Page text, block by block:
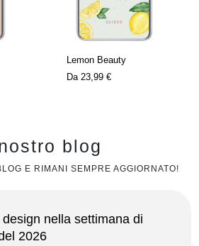
Lemon Beauty
Da 23,99 €
blog
E RIMANI SEMPRE AGGIORNATO!
nella settimana di
2026